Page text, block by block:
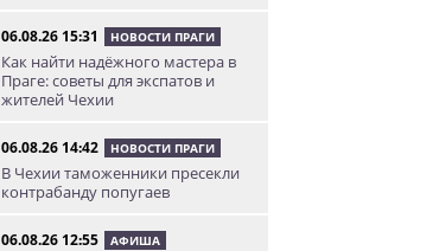
06.08.26 15:31 НОВОСТИ ПРАГИ
Как найти надёжного мастера в
Праге: советы для экспатов и
жителей Чехии
06.08.26 14:42 НОВОСТИ ПРАГИ
В Чехии таможенники пресекли
контрабанду попугаев
06.08.26 12:55 АФИША